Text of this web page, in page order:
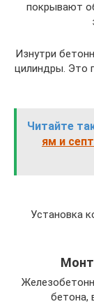
покрывают
Изнутри
цилиндры. Это
Читайте
ям и
Установка
бетона,